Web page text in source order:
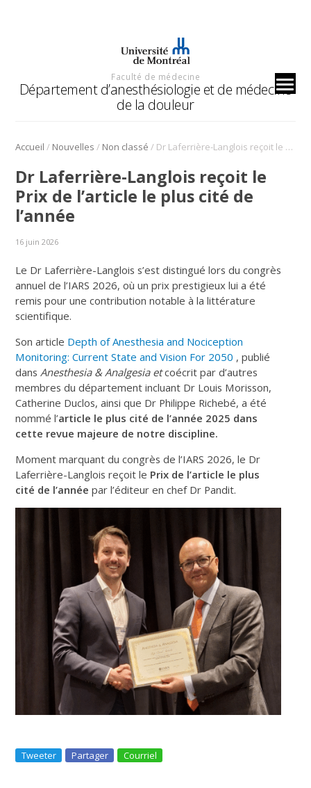
Faculté de médecine
Département d’anesthésiologie et de médecine
de la douleur
Accueil / Nouvelles / Non classé / Dr Laferrière-Langlois reçoit le Prix de l’article le plus cité de l’année
Dr Laferrière-Langlois reçoit le
Prix de l’article le plus cité de
l’année
16 juin 2026
Le Dr Laferrière-Langlois s’est distingué lors du congrès
annuel de l’IARS 2026, où un prix prestigieux lui a été
remis pour une contribution notable à la littérature
scientifique.
Son article Depth of Anesthesia and Nociception
Monitoring: Current State and Vision For 2050 , publié
dans Anesthesia & Analgesia etcoécrit par d’autres
membres du département incluant Dr Louis Morisson,
Catherine Duclos, ainsi que Dr Philippe Richebé, a été
nommé l’article le plus cité de l’année 2025 dans
cette revue majeure de notre discipline.
Moment marquant du congrès de l’IARS 2026, le Dr
Laferrière-Langlois reçoit le Prix de l’article le plus
cité de l’annéepar l’éditeur en chef Dr Pandit.
Tweeter Partager Courriel